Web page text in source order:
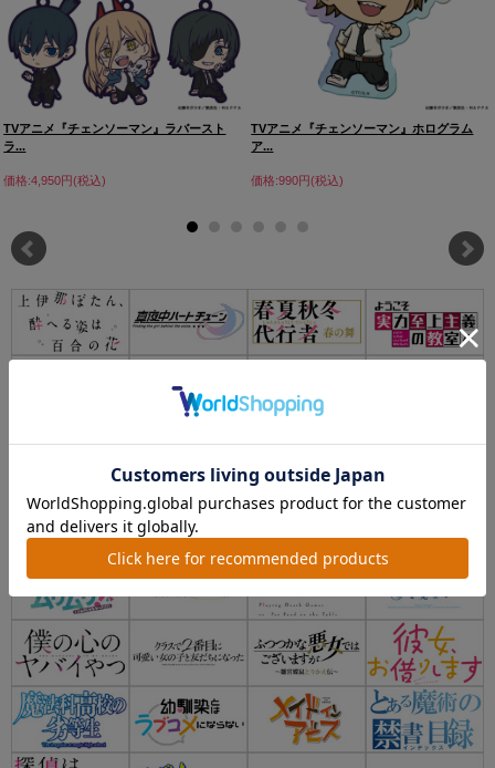
TVアニメ『チェンソーマン』ラバースト
ラ...
価格:4,950円(税込)
TVアニメ『チェンソーマン』ホログラム
ア...
価格:990円(税込)